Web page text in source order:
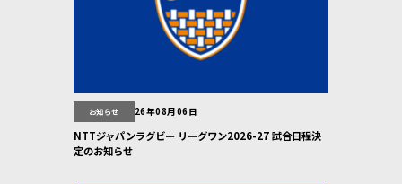
お知らせ 26年08月06日
NTTジャパンラグビー リーグワン2026-27 試合日程決
定のお知らせ